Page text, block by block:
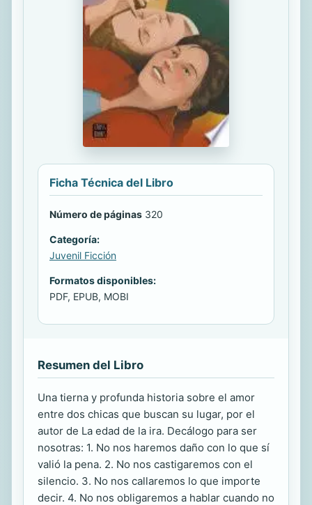
Ficha Técnica del Libro
Número de páginas 320
Categoría:
Juvenil Ficción
Formatos disponibles:
PDF, EPUB, MOBI
Resumen del Libro
Una tierna y profunda historia sobre el amor
entre dos chicas que buscan su lugar, por el
autor de La edad de la ira. Decálogo para ser
nosotras: 1. No nos haremos daño con lo que sí
valió la pena. 2. No nos castigaremos con el
silencio. 3. No nos callaremos lo que importe
decir. 4. No nos obligaremos a hablar cuando no